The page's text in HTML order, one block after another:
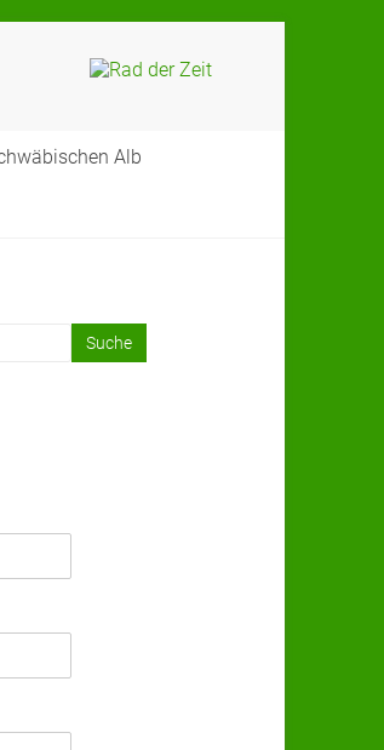
Rad
der
schwäbische
Alb
Alb